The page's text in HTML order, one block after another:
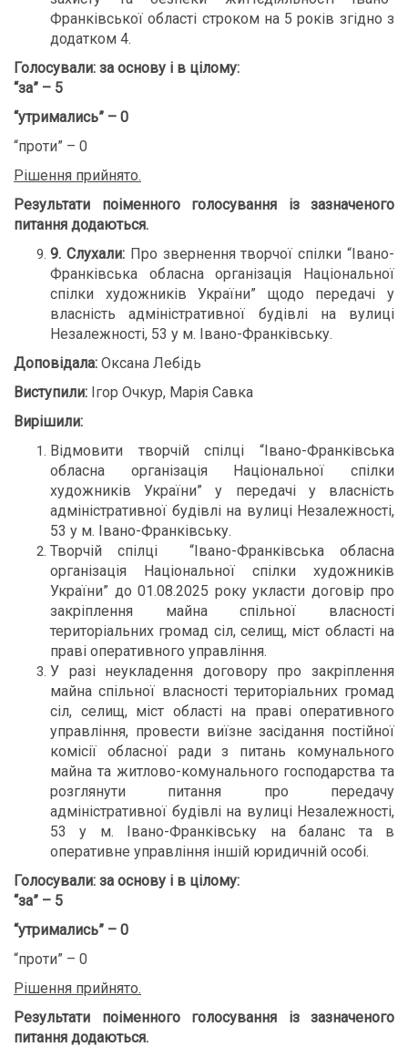
Франківської області строком на 5 років згідно з
додатком 4.
Голосували: за основу і в цілому:
“за” – 5
“утримались” – 0
“проти” – 0
Рішення прийнято.
Результати поіменного голосування із зазначеного
питання додаються.
9. Слухали:Про звернення творчої спілки “Івано-
Франківська обласна організація Національної
спілки художників України” щодо передачі у
власність адміністративної будівлі на вулиці
Незалежності, 53 у м. Івано-Франківську.
Доповідала: Оксана Лебідь
Виступили: Ігор Очкур, Марія Савка
Вирішили:
Відмовити творчій спілці “Івано-Франківська
обласна організація Національної спілки
художників України” у передачі у власність
адміністративної будівлі на вулиці Незалежності,
53 у м. Івано-Франківську.
Творчій спілці “Івано-Франківська обласна
організація Національної спілки художників
України” до 01.08.2025 року укласти договір про
закріплення майна спільної власності
територіальних громад сіл, селищ, міст області на
праві оперативного управління.
У разі неукладення договору про закріплення
майна спільної власності територіальних громад
сіл, селищ, міст області на праві оперативного
управління, провести виїзне засідання постійної
комісії обласної ради з питань комунального
майна та житлово-комунального господарства та
розглянути питання про передачу
адміністративної будівлі на вулиці Незалежності,
53 у м. Івано-Франківську на баланс та в
оперативне управління іншій юридичній особі.
Голосували: за основу і в цілому:
“за” – 5
“утримались” – 0
“проти” – 0
Рішення прийнято.
Результати поіменного голосування із зазначеного
питання додаються.